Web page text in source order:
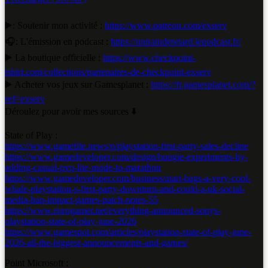
https://www.patreon.com/exserv
https://untrainderetard.lepodcast.fr/
https://www.checkpoint-
tshirt.com/collections/partenaires-de-checkpoint-exserv
https://fr.gamesplanet.com/?
ref=exserv
https://www.gamefile.news/p/playstation-first-party-sales-decline
https://www.gamedeveloper.com/design/bungie-experiments-by-
adding-casual-pvp-lite-mode-to-marathon
https://www.gamedeveloper.com/business/atari-bags-a-very-cool-
whale-playstation-s-first-party-downturn-and-could-a-uk-social-
media-ban-impact-games-patch-notes-55
https://www.eurogamer.net/everything-announced-sonys-
playstation-state-of-play-june-2026
https://www.gamespot.com/articles/playstation-state-of-play-june-
2026-all-the-biggest-announcements-and-games/